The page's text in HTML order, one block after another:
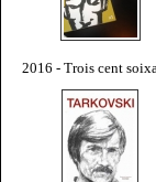
2016 - Trois cent